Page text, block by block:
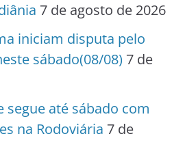
7 de agosto de 2026
iniciam disputa pelo
sábado(08/08) 7 de
segue até sábado com
na Rodoviária 7 de